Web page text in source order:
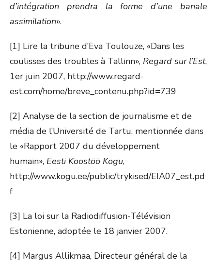
d’intégration prendra la forme d’une banale
assimilation».
[1] Lire la tribune d’Eva Toulouze, «Dans les
coulisses des troubles à Tallinn», Regard sur l’Est,
1er juin 2007, http://www.regard-
est.com/home/breve_contenu.php?id=739
[2] Analyse de la section de journalisme et de
média de l’Université de Tartu, mentionnée dans
le «Rapport 2007 du développement
humain», Eesti Koostöö Kogu,
http://www.kogu.ee/public/trykised/EIA07_est.pd
f
[3] La loi sur la Radiodiffusion-Télévision
Estonienne, adoptée le 18 janvier 2007.
[4] Margus Allikmaa, Directeur général de la